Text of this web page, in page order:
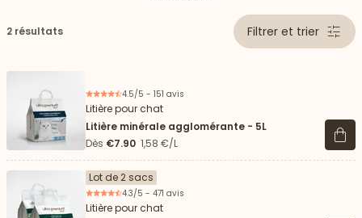
et douces pour les pattes, elles neutralisent les odeurs tout en
offrant du confort à votre chat. Nos produits sont conçus
pour respecter le bien-être de tous les chats, du chaton
2 résultats Filtrer et trier
4.5/5 - 151 avis
Litière pour chat
Litière minérale agglomérante - 5L
Dès €7.90 1,58 €/L Voir
Lot de 2 sacs
4.3/5 - 471 avis
Litière pour chat